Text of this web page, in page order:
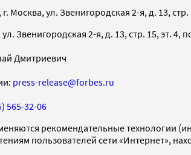
Москва, ул. Звенигородская 2-я, д. 13, стр.
Звенигородская 2-я, д. 13, стр. 15, эт. 4,
Дмитриевич
press-release@forbes.ru
565-32-06
рекомендательные технологии
пользователей сети «Интернет»,